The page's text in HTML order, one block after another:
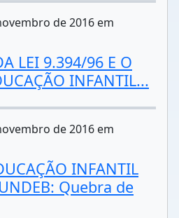
de 2016 em
LEI 9.394/96 E O
INFANTIL...
de 2016 em
INFANTIL
Quebra de